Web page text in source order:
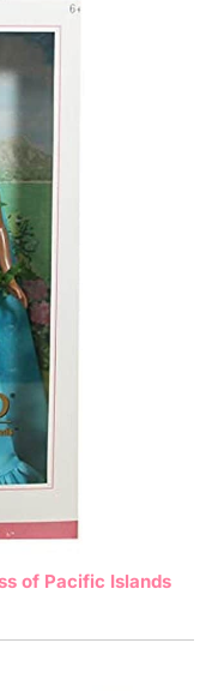
of Pacific Islands